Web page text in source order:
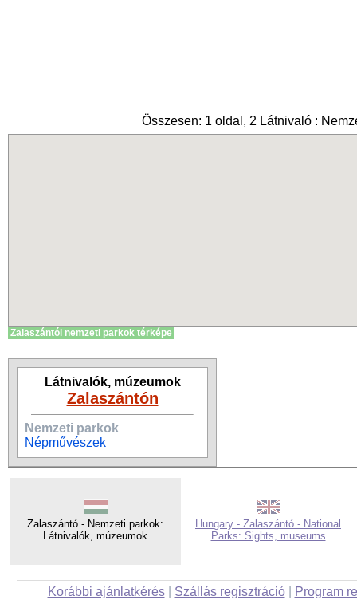
Összesen: 1 oldal, 2 Látnivaló :
Zalaszántói nemzeti parkok térképe
Látnivalók, múzeumok
Zalaszántón
Nemzeti parkok
Népművészek
Zalaszántó - Nemzeti parkok:
Látnivalók, múzeumok
Hungary - Zalaszántó - National
Parks: Sights, museums
Korábbi ajánlatkérés| Szállás regisztráció| Program